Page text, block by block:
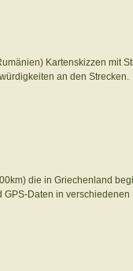
Kartenskizzen mit
an den Strecken.
die in Griechenland
Daten in